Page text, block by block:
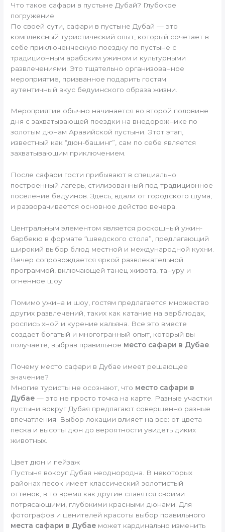
Что такое сафари в пустыне Дубай? Глубокое
погружение
По своей сути, сафари в пустыне Дубай — это
комплексный туристический опыт, который сочетает в
себе приключенческую поездку по пустыне с
традиционным арабским ужином и культурными
развлечениями. Это тщательно организованное
мероприятие, призванное подарить гостям
аутентичный вкус бедуинского образа жизни.
Мероприятие обычно начинается во второй половине
дня с захватывающей поездки на внедорожнике по
золотым дюнам Аравийской пустыни. Этот этап,
известный как “дюн-башинг”, сам по себе является
захватывающим приключением.
После сафари гости прибывают в специально
построенный лагерь, стилизованный под традиционное
поселение бедуинов. Здесь, вдали от городского шума,
и разворачивается основное действо вечера.
Центральным элементом является роскошный ужин-
барбекю в формате “шведского стола”, предлагающий
широкий выбор блюд местной и международной кухни.
Вечер сопровождается яркой развлекательной
программой, включающей танец живота, тануру и
огненное шоу.
Помимо ужина и шоу, гостям предлагается множество
других развлечений, таких как катание на верблюдах,
роспись хной и курение кальяна. Все это вместе
создает богатый и многогранный опыт, который вы
получаете, выбрав правильное место сафари в Дубае
Почему место сафари в Дубае имеет решающее
значение?
Многие туристы не осознают, что место сафари в
Дубае — это не просто точка на карте. Разные участки
пустыни вокруг Дубая предлагают совершенно разные
впечатления. Выбор локации влияет на все: от цвета
песка и высоты дюн до вероятности увидеть диких
животных.
Цвет дюн и пейзаж
Пустыня вокруг Дубая неоднородна. В некоторых
районах песок имеет классический золотистый
оттенок, в то время как другие славятся своими
потрясающими, глубокими красными дюнами. Для
фотографов и ценителей красоты выбор правильного
места сафари в Дубае может кардинально изменить